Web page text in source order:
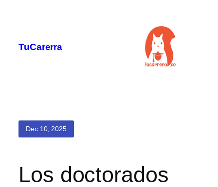
TuCarerra
Dec 10, 2025
Los doctorados